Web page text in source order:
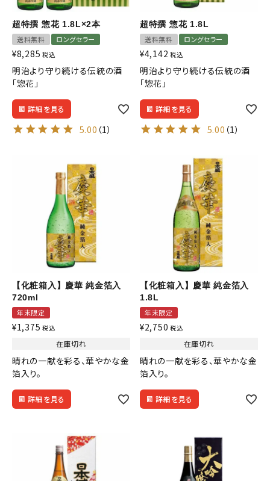
キーワードから探す
超特撰 惣花 1.8L×2本
送料無料
ロングセラー
¥8,285 税込
明治より守り続ける伝統の酒
「惣花」
詳細を見る
5.00 （1）
超特撰 惣花 1.8L
送料無料
ロングセラー
¥4,142 税込
明治より守り続ける伝統の酒
「惣花」
詳細を見る
5.00 （1）
【化粧箱入】慶華 純金箔入
720ml
年末限定
¥1,375 税込
在庫切れ
晴れの一献を彩る、華やかな金
箔入り。
詳細を見る
【化粧箱入】慶華 純金箔入
1.8L
年末限定
¥2,750 税込
在庫切れ
晴れの一献を彩る、華やかな金
箔入り。
詳細を見る